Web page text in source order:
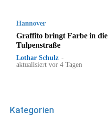
Hannover
Graffito bringt Farbe in die
Tulpenstraße
Lothar Schulz -
aktualisiert vor 4 Tagen
Kategorien